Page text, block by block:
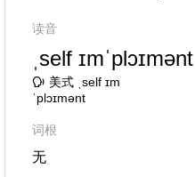
读音
ˌself ɪmˈplɔɪmənt
美式 ˌself ɪm
ˈplɔɪmənt
词根
无